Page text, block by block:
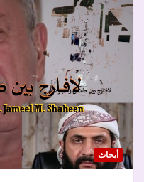
أبحاث